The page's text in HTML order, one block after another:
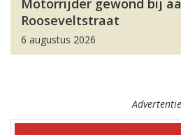
Motorrijder gewond bij
Rooseveltstraat
6 augustus 2026
Advertentie